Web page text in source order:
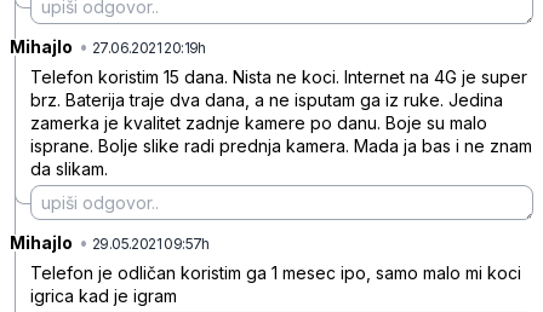
Mihajlo • 27.06.2021 20:19h
Telefon koristim 15 dana. Nista ne koci. Internet na 4G je super
brz. Baterija traje dva dana, a ne isputam ga iz ruke. Jedina
zamerka je kvalitet zadnje kamere po danu. Boje su malo
isprane. Bolje slike radi prednja kamera. Mada ja bas i ne znam
da slikam.
Mihajlo • 29.05.2021 09:57h
Telefon je odličan koristim ga 1 mesec ipo, samo malo mi koci
igrica kad je igram